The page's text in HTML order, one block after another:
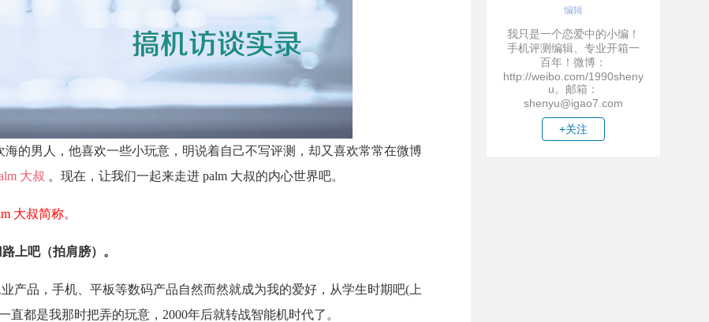
的男人，他喜欢一些小玩意，明说着自己不写评测，却又喜欢常常在微博
大叔 。现在，让我们一起来走进 palm 大叔的内心世界吧。
大叔简称。
上吧（拍肩膀）。
产品，手机、平板等数码产品自然而然就成为我的爱好，从学生时期吧(上
都是我那时把弄的玩意，2000年后就转战智能机时代了。
编辑
我只是一个恋爱中的小编！
手机评测编辑、专业开箱一
百年！微博：
http://weibo.com/1990sheny
u。邮箱：
shenyu@igao7.com
+关注